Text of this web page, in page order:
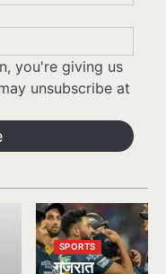
you're giving us
unsubscribe at
SPORTS
गुजरात